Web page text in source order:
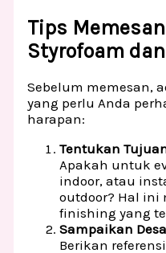
Tips
Styrofoam
Sebelum memesan,
yang perlu Anda
harapan:
Tentukan
Apakah untuk
indoor, atau
outdoor? Hal
finishing yang
Sampaikan
Berikan